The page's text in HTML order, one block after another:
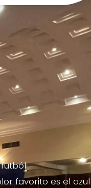
futból
favorito es el azul